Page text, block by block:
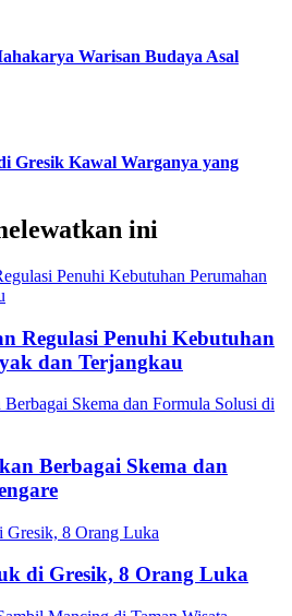
Warisan Budaya Asal
Gresik Kawal Warganya yang
ini
Regulasi Penuhi Kebutuhan
dan Terjangkau
Berbagai Skema dan
di Gresik, 8 Orang Luka